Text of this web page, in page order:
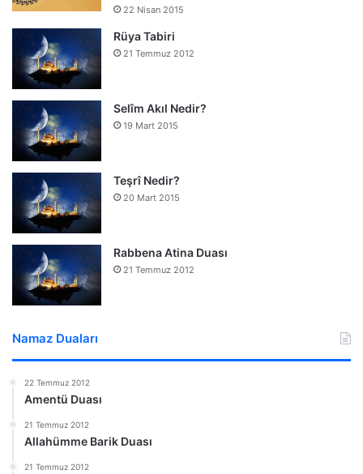
22 Nisan 2015
Rüya Tabiri
21 Temmuz 2012
Selîm Akıl Nedir?
19 Mart 2015
Teşrî Nedir?
20 Mart 2015
Rabbena Atina Duası
21 Temmuz 2012
Namaz Duaları
22 Temmuz 2012
Amentü Duası
21 Temmuz 2012
Allahümme Barik Duası
21 Temmuz 2012